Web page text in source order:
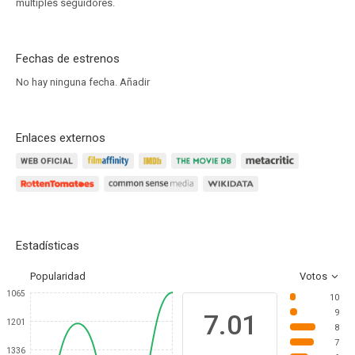
múltiples seguidores.
Fechas de estrenos
No hay ninguna fecha. Añadir
Enlaces externos
Estadísticas
Popularidad Votos
1065
1201
1336
7.01
10
9
8
7